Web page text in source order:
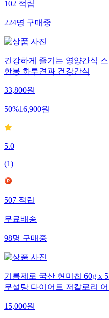
102적립
224명구매중
건강하게 즐기는 영양간식
한봉 하루견과 건강간식
33,800원
50%16,900원
5.0
(1)
507적립
무료배송
98명구매중
기름제로 국산 현미칩 60g x
무설탕 다이어트 저칼로리
15,000원